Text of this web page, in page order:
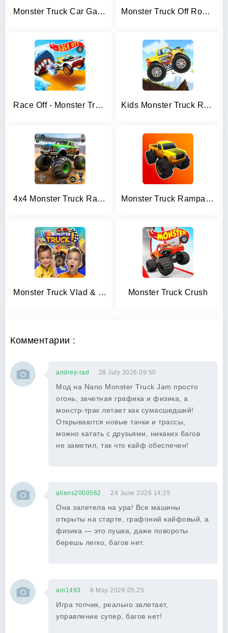
Monster Truck Car Game 3d Monster Truck Off Road Racing
Race Off - Monster Truck Games Kids Monster Truck Racing Game
4x4 Monster Truck Racing Games Monster Truck Rampage
Monster Truck Vlad & Niki Monster Truck Crush
Комментарии :
andrey-rad 28 July 2026 09:50
Мод на Nano Monster Truck Jam просто
огонь, зачетная графика и физика, а
монстр-трак летает как сумасшедший!
Открываются новые тачки и трассы,
можно катать с друзьями, никаких багов
не заметил, так что кайф обеспечен!
aliens2000562 24 June 2026 14:25
Она залетела на ура! Все машины
открыты на старте, графоний кайфовый, а
физика — это пушка, даже повороты
берешь легко, багов нет.
ani1493 8 May 2026 05:25
Игра топчик, реально залетает,
управление супер, багов нет!